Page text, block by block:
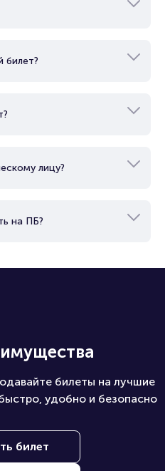
билет?
лицу?
на ПБ?
билеты на лучшие
удобно и безопасно
билет